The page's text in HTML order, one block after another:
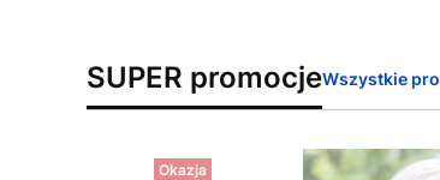
SUPER promocjeWszystkie
Okazja